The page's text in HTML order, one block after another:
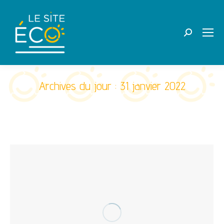
Recherche
Archives du jour : 31 janvier 2022